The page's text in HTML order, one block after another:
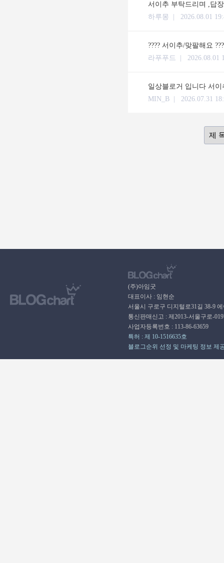
서이추 부탁드리며 ,답
하루몽 | 2026.08.01
???? 서이추/맞팔해요
라푸푸드 | 2026.08.01
일상블로거 입니다 서이
MIN_B | 2026.07.31
(주)아임굿
대표이사 : 임현순
서울시 구로구 디지털로31길 38-9
통신판매신고 : 제2013-서울구로-
사업자등록번호 : 113-86-63659
특허 : 제 10-1516635호
블로그순위 선정 및 마케팅 정보 제